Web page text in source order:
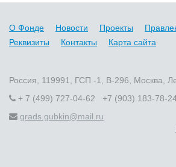
О Фонде Новости Проекты
Реквизиты
Контакты Карта сайта
Россия, 119991, ГСП -1, В-296, Москва,
+ 7 (499) 727-04-62 +7 (903) 183-78-
grads.gubkin@mail.ru